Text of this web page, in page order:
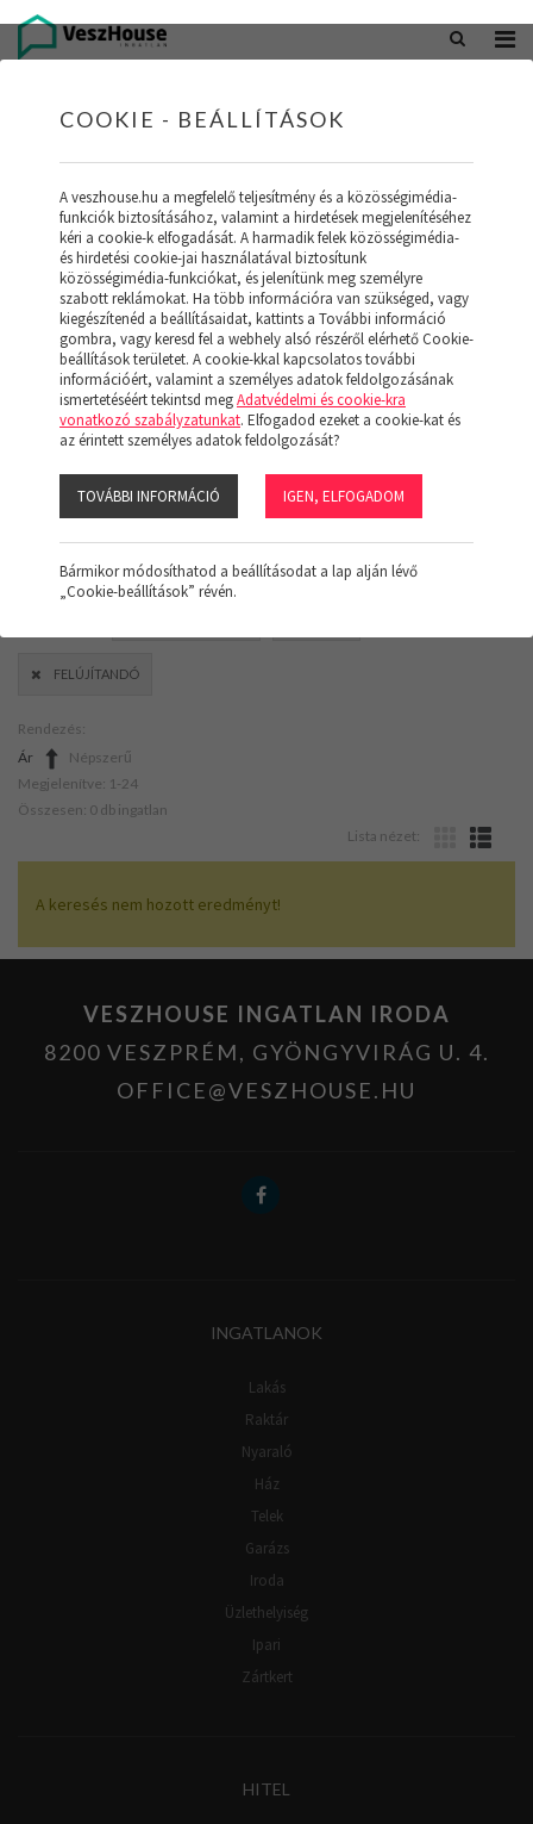
office@veszhouse.hu +36 20 402 5098
INGATLAN KÉSZLETÜNK
(19)
Szűrő megjelenítése
FELÚJÍTANDÓ
Rendezés:
Ár
Népszerű
Megjelenítve: 1-24
Összesen: 0 db ingatlan
Lista nézet:
A keresés nem hozott eredményt!
VESZHOUSE INGATLAN IRODA
8200 VESZPRÉM, GYÖNGYVIRÁG U. 4.
OFFICE@VESZHOUSE.HU
INGATLANOK
Lakás
Raktár
Nyaraló
Ház
Telek
Garázs
Iroda
Üzlethelyiség
Ipari
Zártkert
HITEL
COOKIE - BEÁLLÍTÁSOK
A veszhouse.hu a megfelelő teljesítmény és a közösségimédia-
funkciók biztosításához, valamint a hirdetések megjelenítéséhez
kéri a cookie-k elfogadását. A harmadik felek közösségimédia-
és hirdetési cookie-jai használatával biztosítunk
közösségimédia-funkciókat, és jelenítünk meg személyre
szabott reklámokat. Ha több információra van szükséged, vagy
kiegészítenéd a beállításaidat, kattints a További információ
gombra, vagy keresd fel a webhely alsó részéről elérhető Cookie-
beállítások területet. A cookie-kkal kapcsolatos további
információért, valamint a személyes adatok feldolgozásának
ismertetéséért tekintsd megAdatvédelmi és cookie-kra
vonatkozó szabályzatunkat. Elfogadod ezeket a cookie-kat és
az érintett személyes adatok feldolgozását?
TOVÁBBI INFORMÁCIÓ IGEN, ELFOGADOM
Bármikor módosíthatod a beállításodat a lap alján lévő
„Cookie-beállítások” révén.